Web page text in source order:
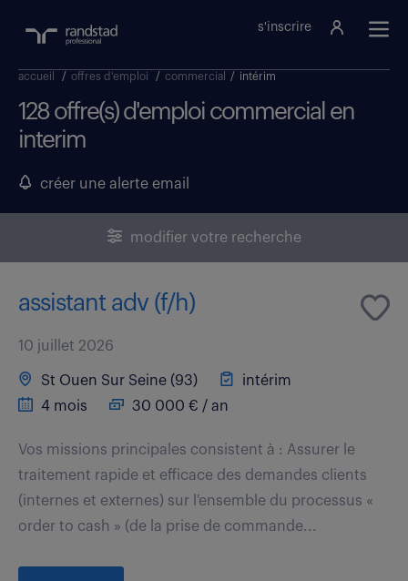
s'inscrire
accueil / offres d'emploi / commercial / intérim
128 offre(s) d'emploi commercial en
interim
créer une alerte email
modifier votre recherche
assistant adv (f/h)
10 juillet 2026
St Ouen Sur Seine (93)
intérim
4 mois
30 000 € / an
Vos missions principales consistent à : Assurer le
traitement rapide et efficace des demandes clients
(internes et externes) sur l'ensemble du processus «
order to cash » (de la prise de commande...